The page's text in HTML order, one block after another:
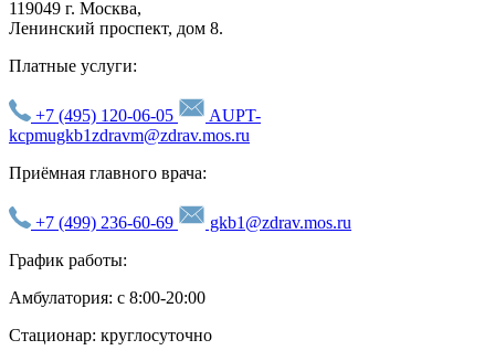
119049 г. Москва,
Ленинский проспект, дом 8.
Платные услуги:
+7 (495) 120-06-05
AUPT-
kcpmugkb1zdravm@zdrav.mos.ru
Приёмная главного врача:
+7 (499) 236-60-69
gkb1@zdrav.mos.ru
График работы:
Амбулатория: с 8:00-20:00
Стационар: круглосуточно